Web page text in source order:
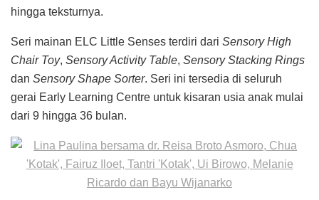
hingga teksturnya.
Seri mainan ELC Little Senses terdiri dari Sensory High
Chair Toy, Sensory Activity Table, Sensory Stacking Rings
dan Sensory Shape Sorter. Seri ini tersedia di seluruh
gerai Early Learning Centre untuk kisaran usia anak mulai
dari 9 hingga 36 bulan.